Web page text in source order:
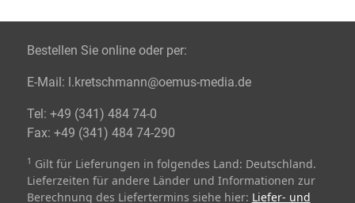
Bestellen Sie online oder per:
E-Mail: l.kretschmann@oemus-media.de
Tel: +49 (341) 484 74-0
Fax: +49 (341) 484 74-290
1 Gilt für Lieferungen in folgendes Land: Deutschland.
Lieferzeiten für andere Länder und Informationen zur
Berechnung des Liefertermins siehe hier: Liefer- und